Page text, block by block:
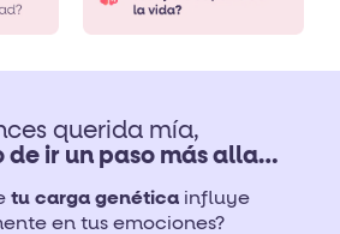
querida mía,
de ir un paso más alla…
tu carga genética influye
en tus emociones?